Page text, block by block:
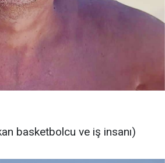
basketbolcu ve iş insanı)